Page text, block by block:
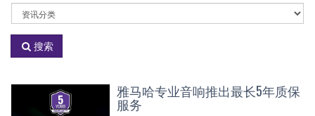
选
择
资
分
搜索
雅马哈专业音响推出最长5年质保
服务